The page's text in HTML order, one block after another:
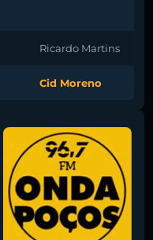
Ricardo Martins
Cid Moreno